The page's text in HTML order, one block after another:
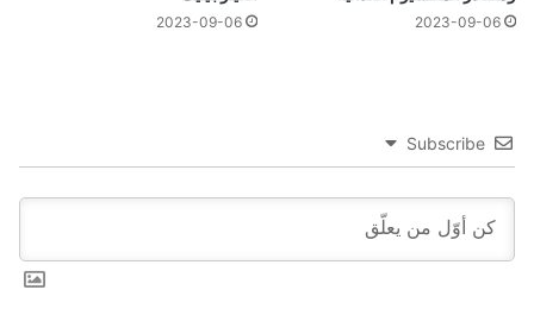
2023-09-06
2023-09-06
Subscribe